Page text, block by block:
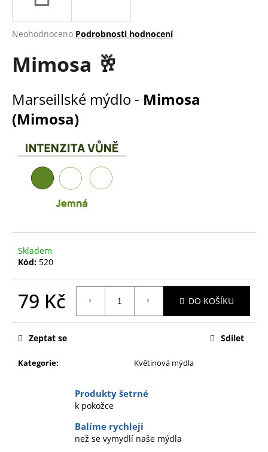
Průměrné
produktu
je
5
hvězdiček.
Neohodnoceno Podrobnosti hodnocení
Mimosa 🥂
Marseillské mýdlo - Mimosa
(Mimosa)
Skladem
Kód: 520
79 Kč DO KOŠÍKU
Kategorie: Květinová mýdla
Zeptat se Sdílet
Produkty šetrné
k pokožce
Balíme rychleji
než se vymydlí naše mýdla
j
t
?
HLEDAT
o
u
u
m
e